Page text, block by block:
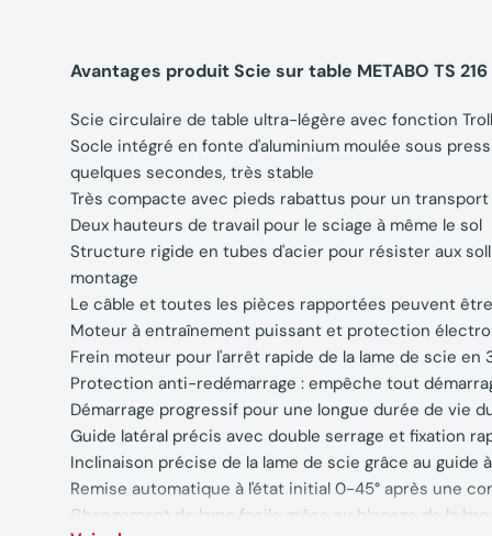
Avantages produit Scie sur table METABO TS 216
Scie circulaire de table ultra-légère avec fonction
Socle intégré en fonte d'aluminium moulée sous
quelques secondes, très stable
Très compacte avec pieds rabattus pour un
Deux hauteurs de travail pour le sciage à même le sol
Structure rigide en tubes d'acier pour résister aux
montage
Le câble et toutes les pièces rapportées peuvent
Moteur à entraînement puissant et protection
Frein moteur pour l'arrêt rapide de la lame de scie en
Protection anti-redémarrage : empêche tout
Démarrage progressif pour une longue durée de vie
Guide latéral précis avec double serrage et fixation
Inclinaison précise de la lame de scie grâce au guide
Remise automatique à l'état initial 0-45° après une
Changement de lame facile grâce au blocage de la